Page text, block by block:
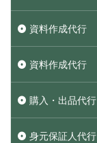
資料作成代行
資料作成代行
購入・出品代行
身元保証人代行